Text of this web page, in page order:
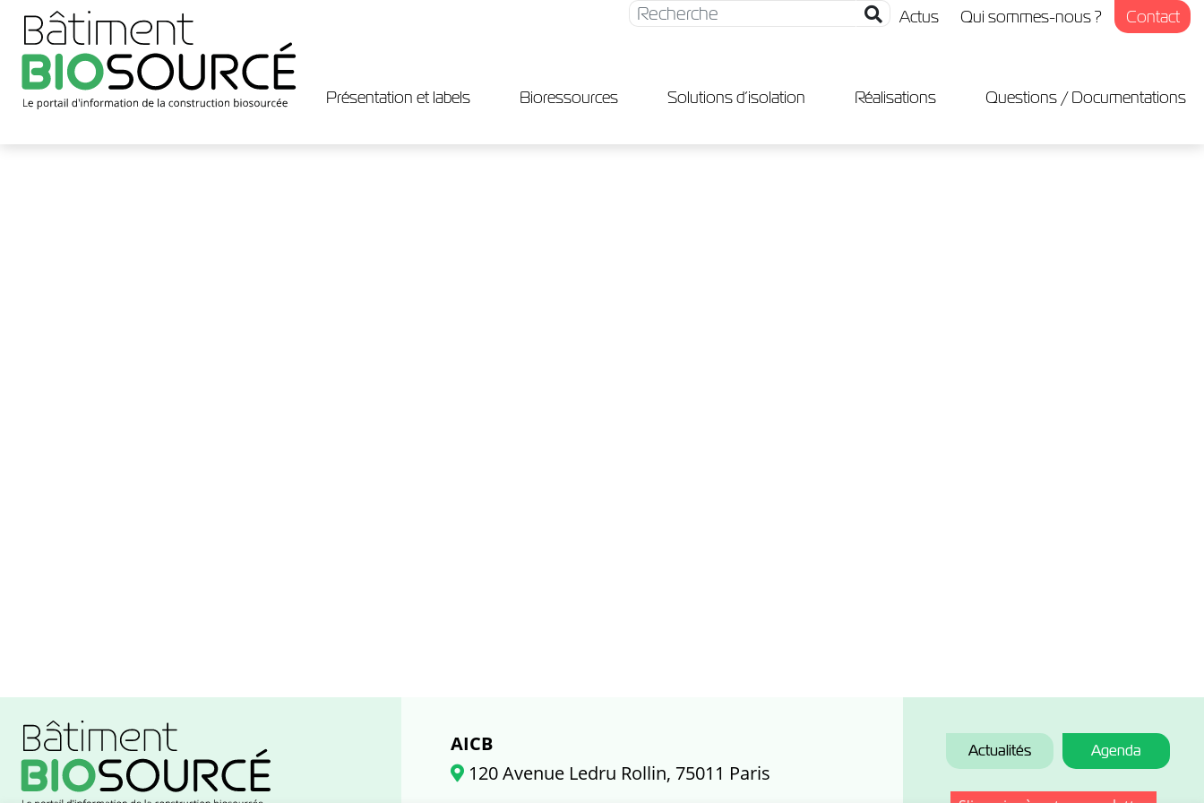
Rechercher Actus Qui sommes-nous ? Contact
Présentation et labels Bioressources Solutions d’isolation Réalisations Questions / Documentations
AICB
120 Avenue Ledru Rollin, 75011 Paris
Actualités Agenda